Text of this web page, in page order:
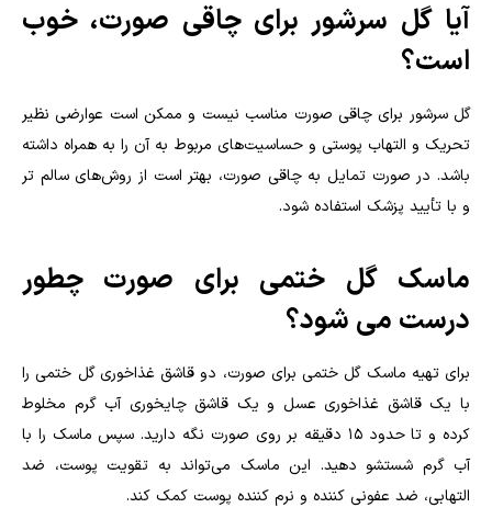
آیا گل سرشور برای چاقی صورت، خوب
است؟
گل سرشور برای چاقی صورت مناسب نیست و ممکن است عوارضی نظیر
تحریک و التهاب پوستی و حساسیت‌های مربوط به آن را به همراه داشته
باشد. در صورت تمایل به چاقی صورت، بهتر است از روش‌های سالم تر
و با تأیید پزشک استفاده شود.
ماسک گل ختمی برای صورت چطور
درست می شود؟
برای تهیه ماسک گل ختمی برای صورت، دو قاشق غذاخوری گل ختمی را
با یک قاشق غذاخوری عسل و یک قاشق چایخوری آب گرم مخلوط
کرده و تا حدود ۱۵ دقیقه بر روی صورت نگه دارید. سپس ماسک را با
آب گرم شستشو دهید. این ماسک می‌تواند به تقویت پوست، ضد
التهابی، ضد عفونی کننده و نرم کننده پوست کمک کند.